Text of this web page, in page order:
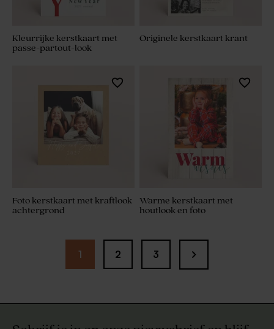
Kleurrijke kerstkaart met
passe-partout-look
Originele kerstkaart krant
Foto kerstkaart met kraftlook
achtergrond
Warme kerstkaart met
houtlook en foto
1 2 3